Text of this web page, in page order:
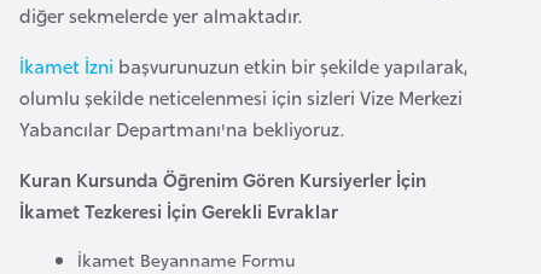
diğer sekmelerde yer almaktadır.
İkamet İzni başvurunuzun etkin bir şekilde yapılarak,
olumlu şekilde neticelenmesi için sizleri Vize Merkezi
Yabancılar Departmanı'na bekliyoruz.
Kuran Kursunda Öğrenim Gören Kursiyerler İçin
İkamet Tezkeresi İçin Gerekli Evraklar
İkamet Beyanname Formu
B
a
n
g
a
d